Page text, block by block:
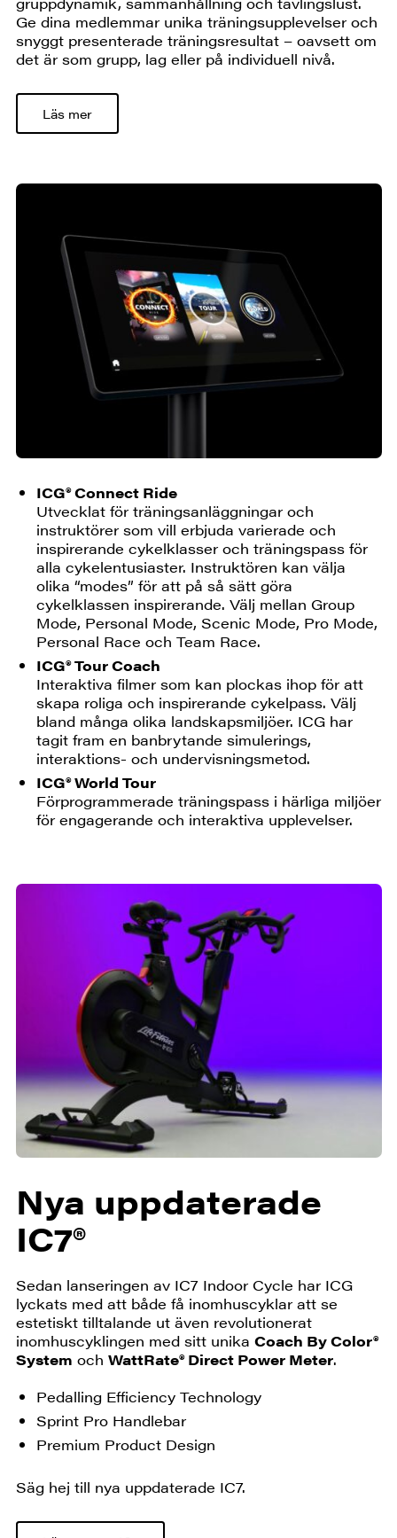
Ge dina medlemmar unika träningsupplevelser och
snyggt presenterade träningsresultat – oavsett om
det är som grupp, lag eller på individuell nivå.
Läs mer
ICG® Connect Ride
Utvecklat för träningsanläggningar och
instruktörer som vill erbjuda varierade och
inspirerande cykelklasser och träningspass för
alla cykelentusiaster. Instruktören kan välja
olika “modes” för att på så sätt göra
cykelklassen inspirerande. Välj mellan Group
Mode, Personal Mode, Scenic Mode, Pro Mode,
Personal Race och Team Race.
ICG® Tour Coach
Interaktiva filmer som kan plockas ihop för att
skapa roliga och inspirerande cykelpass. Välj
bland många olika landskapsmiljöer. ICG har
tagit fram en banbrytande simulerings,
interaktions- och undervisningsmetod.
ICG® World Tour
Förprogrammerade träningspass i härliga miljöer
för engagerande och interaktiva upplevelser.
Nya uppdaterade
IC7®
Sedan lanseringen av IC7 Indoor Cycle har ICG
lyckats med att både få inomhuscyklar att se
estetiskt tilltalande ut även revolutionerat
inomhuscyklingen med sitt unika Coach By Color®
System och WattRate® Direct Power Meter.
Pedalling Efficiency Technology
Sprint Pro Handlebar
Premium Product Design
Säg hej till nya uppdaterade IC7.